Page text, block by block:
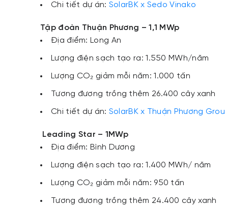
Chi tiết dự án: SolarBK x Sedo Vinako
Tập đoàn Thuận Phương – 1,1 MWp
Địa điểm: Long An
Lượng điện sạch tạo ra: 1.550 MWh/năm
Lượng CO₂ giảm mỗi năm: 1.000 tấn
Tương đương trồng thêm 26.400 cây xanh
Chi tiết dự án: SolarBK x Thuận Phương
Leading Star – 1MWp
Địa điểm: Bình Dương
Lượng điện sạch tạo ra: 1.400 MWh/ năm
Lượng CO₂ giảm mỗi năm: 950 tấn
Tương đương trồng thêm 24.400 cây xanh